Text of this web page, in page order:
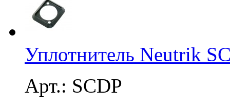
Уплотнитель Neutrik
Арт.: SCDP